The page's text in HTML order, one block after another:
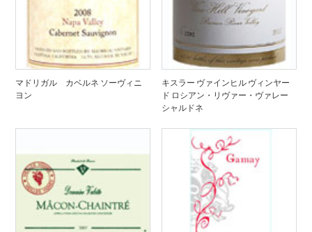
マドリガル カベルネ ソーヴィニ
ヨン
キスラー ヴァインヒル ヴィンヤー
ド ロシアン・リヴァー・ヴァレー
シャルドネ